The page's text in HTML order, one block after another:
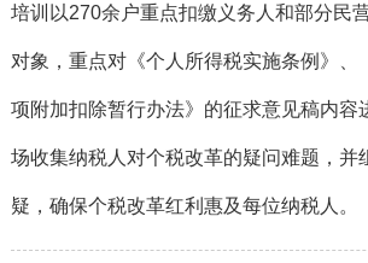
培训以270余户重点扣缴义务人和部分民
对象，重点对《个人所得税实施条例》、
项附加扣除暂行办法》的征求意见稿内容
场收集纳税人对个税改革的疑问难题，并
疑，确保个税改革红利惠及每位纳税人。